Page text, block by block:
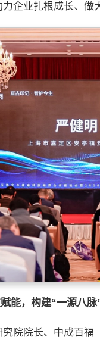
企业扎根成长、做
能，构建“一源八
院院长、中成百